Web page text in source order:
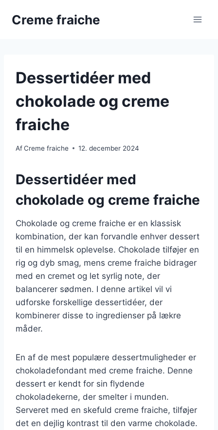
Creme fraiche
Dessertidéer med
chokolade og creme
fraiche
AfCreme fraiche 12. december 2024
Dessertidéer med
chokolade og creme fraiche
Chokolade og creme fraiche er en klassisk
kombination, der kan forvandle enhver dessert
til en himmelsk oplevelse. Chokolade tilføjer en
rig og dyb smag, mens creme fraiche bidrager
med en cremet og let syrlig note, der
balancerer sødmen. I denne artikel vil vi
udforske forskellige dessertidéer, der
kombinerer disse to ingredienser på lækre
måder.
En af de mest populære dessertmuligheder er
chokoladefondant med creme fraiche. Denne
dessert er kendt for sin flydende
chokoladekerne, der smelter i munden.
Serveret med en skefuld creme fraiche, tilføjer
det en dejlig kontrast til den varme chokolade.